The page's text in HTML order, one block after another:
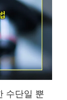
수단일 뿐